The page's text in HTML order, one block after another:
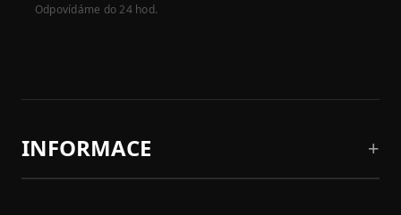
Odpovídáme do 24 hod.
INFORMACE